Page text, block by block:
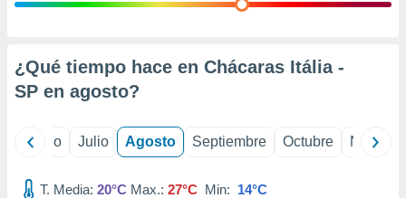
e
mediante
publicidad
¿Qué tiempo hace en Chácaras Itália -
SP en agosto?
Junio Julio Agosto Septiembre Octubre
T. Media: 20°C Max.: 27°C Min: 14°C